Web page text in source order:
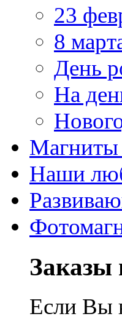
23
8
День
На
Магниты
Наши
Заказы
Если Вы